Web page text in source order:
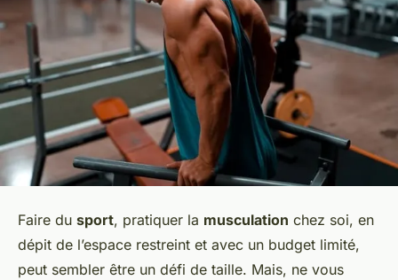
Faire du sport, pratiquer la musculation chez soi, en
dépit de l’espace restreint et avec un budget limité,
peut sembler être un défi de taille. Mais, ne vous